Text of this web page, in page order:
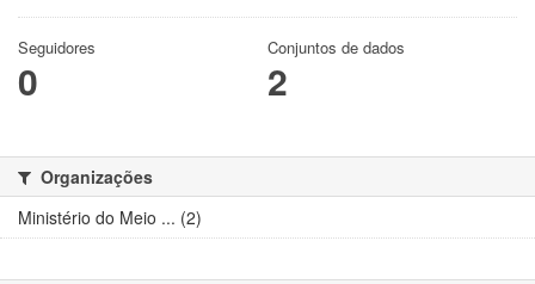
Seguidores
0
Conjuntos de dados
2
Organizações
Ministério do Meio ... (2)